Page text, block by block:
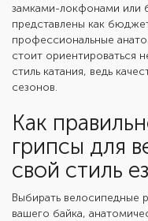
замками-локфонами или
представлены как
профессиональные
стоит ориентироваться
стиль катания, ведь
сезонов.
Как
грипсы для
свой стиль
Выбирать велосипедные
вашего байка,